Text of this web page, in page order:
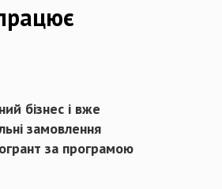
бізнес і вже
замовлення
за програмою